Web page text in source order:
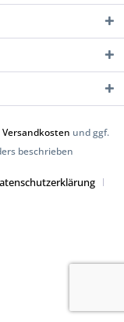
Versandkosten und ggf.
beschrieben